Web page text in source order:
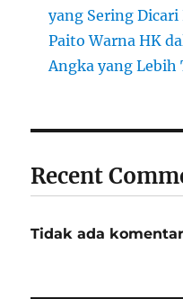
yang Sering
Paito Warna HK
Angka yang
Recent
Tidak ada